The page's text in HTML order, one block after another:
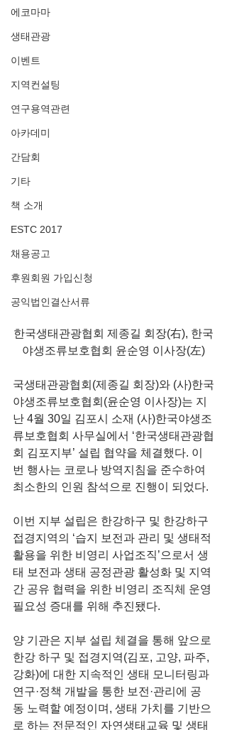
에코마마
생태관광
이벤트
지역컨설팅
연구용역관련
아카데미
간담회
기타
책 소개
ESTC 2017
채용공고
후원회원 가입신청
공익법인결산서류
한국생태관광협회 제종길 회장(右), 한국
야생조류보호협회 윤순영 이사장(左)
국생태관광협회(제종길 회장)와 (사)한국
야생조류보호협회(윤순영 이사장)는 지
난 4월 30일 김포시 소재 (사)한국야생조
류보호협회 사무실에서 ‘한국생태관광협
회 김포지부’ 설립 협약을 체결했다. 이
번 행사는 코로나 방역지침을 준수하여
최소한의 인원 참석으로 진행이 되었다.
이번 지부 설립은 한강하구 및 한강하구
접경지역의 ‘습지 보전과 관리 및 생태적
활용을 위한 비영리 사업조직’으로서 생
태 보전과 생태 공정관광 활성화 및 지역
간 공유 협력을 위한 비영리 조직체 운영
필요성 증대를 위해 추진됐다.
양 기관은 지부 설립 체결을 통해 앞으로
한강 하구 및 접경지역(김포, 고양, 파주,
강화)에 대한 지속적인 생태 모니터링과
연구·정책 개발을 통한 보전·관리에 공
동 노력할 예정이며, 생태 가치를 기반으
로 하는 전문적인 자연생태교육 및 생태